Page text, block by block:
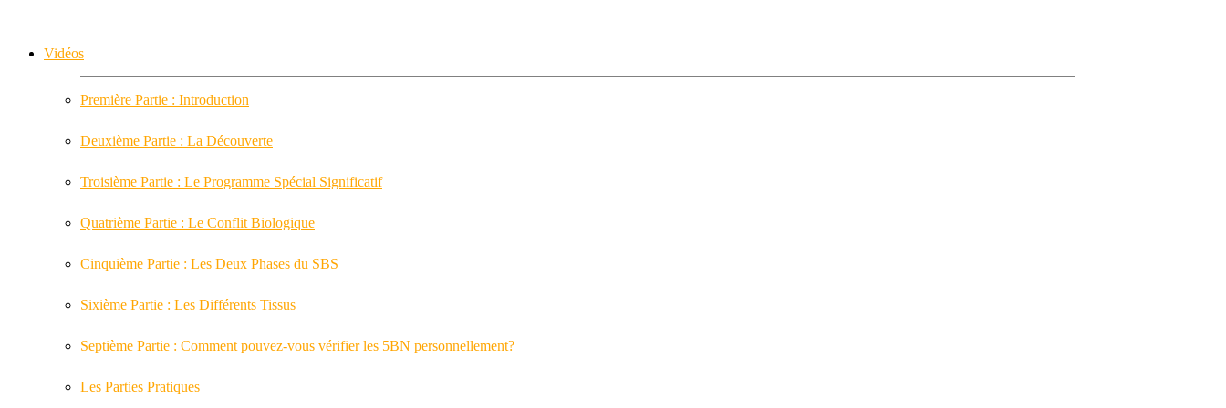
Vidéos
Première Partie : Introduction
Deuxième Partie : La Découverte
Troisième Partie : Le Programme Spécial Significatif
Quatrième Partie : Le Conflit Biologique
Cinquième Partie : Les Deux Phases du SBS
Sixième Partie : Les Différents Tissus
Septième Partie : Comment pouvez-vous vérifier les 5BN personnellement?
Les Parties Pratiques